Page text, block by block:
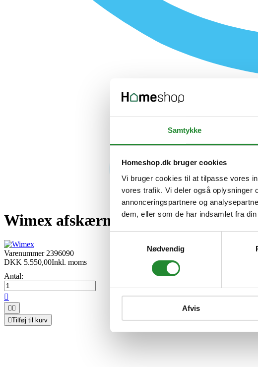
Samtykke
Homeshop.dk bruger cookies
Vi bruger cookies til at tilpasse vores
vores trafik. Vi deler også oplysninger
annonceringspartnere og
dem, eller som de har indsamlet fra
Nødvendig
Afvis
Wimex afskærmning - udebruser -
Varenummer 2396090
DKK 5.550,00Inkl. moms
Antal:

 
Tilføj til kurv